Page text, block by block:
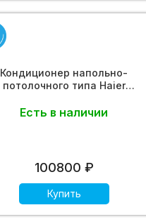
Кондиционер напольно-
потолочного типа Haier
Есть в наличии
100800 ₽
Купить